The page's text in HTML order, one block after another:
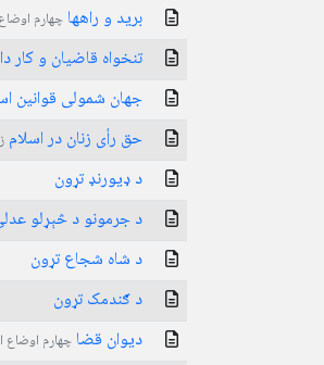
برید و راهها چهارم
تنخواه قاضیان و کار
جهان شمولی قوانین
حق رأی زنان در اسلام
د ډیورنډ تړون
د جرمونو د څېړلو
د شاه شجاع تړون
د ګندمک تړون
دیوان قضا چهارم اوضاع